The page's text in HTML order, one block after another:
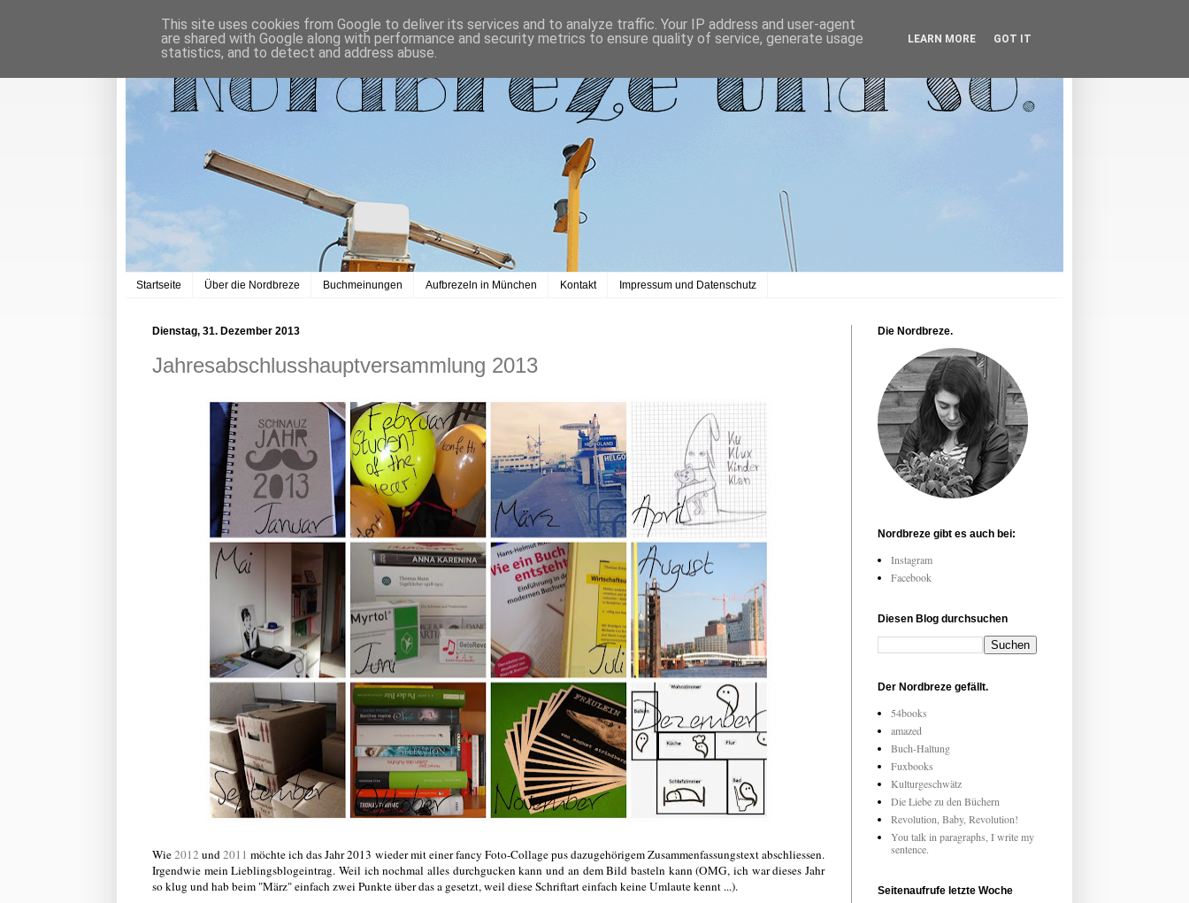
Startseite Über die Nordbreze Buchmeinungen Aufbrezeln in München Kontakt Impressum und Datenschutz
Dienstag, 31. Dezember 2013
Jahresabschlusshauptversammlung 2013
Wie2012 und2011 möchte ich das Jahr 2013 wieder mit einer fancy Foto-Collage pus dazugehörigem Zusammenfassungstext abschliessen.
Irgendwie mein Lieblingsblogeintrag. Weil ich nochmal alles durchgucken kann und an dem Bild basteln kann (OMG, ich war dieses Jahr
so klug und hab beim "März" einfach zwei Punkte über das a gesetzt, weil diese Schriftart einfach keine Umlaute kennt ...).
Die Nordbreze.
Nordbreze gibt es auch bei:
Instagram
Facebook
Diesen Blog durchsuchen
Der Nordbreze gefällt.
54books
amazed
Buch-Haltung
Fuxbooks
Kulturgeschwätz
Die Liebe zu den Büchern
Revolution, Baby, Revolution!
You talk in paragraphs, I write my
sentence.
Seitenaufrufe letzte Woche
This site uses cookies from Google to deliver its services and to analyze traffic. Your IP address and user-agent
are shared with Google along with performance and security metrics to ensure quality of service, generate usage
statistics, and to detect and address abuse.
LEARN MORE GOT IT